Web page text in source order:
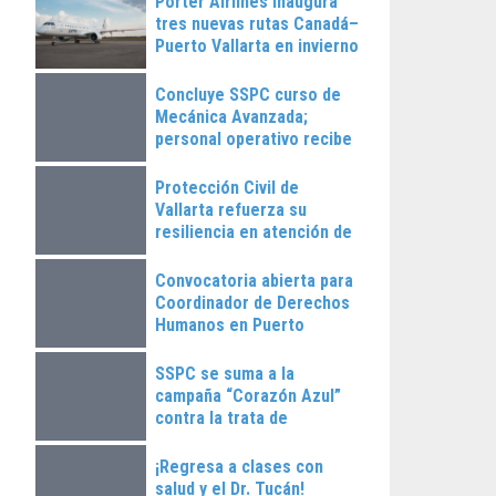
tres nuevas rutas Canadá–
Puerto Vallarta en invierno
Concluye SSPC curso de
Mecánica Avanzada;
personal operativo recibe
Protección Civil de
Vallarta refuerza su
resiliencia en atención de
Convocatoria abierta para
Coordinador de Derechos
Humanos en Puerto
SSPC se suma a la
campaña “Corazón Azul”
contra la trata de
¡Regresa a clases con
salud y el Dr. Tucán!